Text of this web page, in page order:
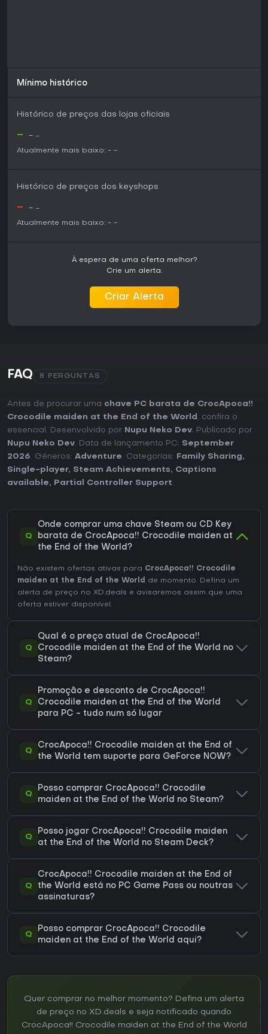
Mínimo histórico
Histórico de preços das lojas oficiais
- - -
Atualmente mais baixo: - -
Histórico de preços dos keyshops
- - -
Atualmente mais baixo: - -
À espera de uma oferta melhor?
Crie um alerta.
Criar Alerta
FAQ 8 PERGUNTAS
Antes de procurar uma chave PC barata de CrocApoca!!
Crocodile maiden at the End of the World , confira o
essencial. Desenvolvido por Nupu Neko Dev. Publicado por
Nupu Neko Dev. Data de lançamento PC: September
2026. Géneros: Adventure. Categorias: Family Sharing,
Single-player, Steam Achievements, Captions
available, Partial Controller Support.
Q
Onde comprar uma chave Steam ou CD Key
barata de CrocApoca!! Crocodile maiden at
the End of the World?
Não existem ofertas ativas para CrocApoca!! Crocodile
maiden at the End of the World
de momento. Defina um
alerta de preço no XD.deals e avisaremos assim que uma
oferta estiver disponível.
Q
Qual é o preço atual de CrocApoca!!
Crocodile maiden at the End of the World no
Steam?
Q
Promoção e desconto de CrocApoca!!
Crocodile maiden at the End of the World
para PC - tudo num só lugar
Q
CrocApoca!! Crocodile maiden at the End of
the World tem suporte para GeForce NOW?
Q
Posso comprar CrocApoca!! Crocodile
maiden at the End of the World no Steam?
Q
Posso jogar CrocApoca!! Crocodile maiden
at the End of the World no Steam Deck?
Q
CrocApoca!! Crocodile maiden at the End of
the World está no PC Game Pass ou noutras
assinaturas?
Q
Posso comprar CrocApoca!! Crocodile
maiden at the End of the World aqui?
Quer comprar no melhor momento? Defina um alerta
de preço no XD.deals e seja notificado quando
CrocApoca!! Crocodile maiden at the End of the World